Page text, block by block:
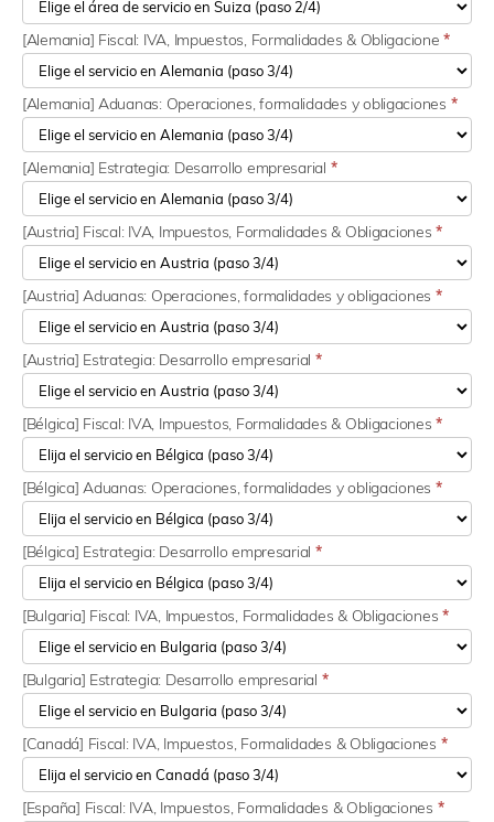
[Alemania] Fiscal: IVA, Impuestos, Formalidades & Obligacione*
[Alemania] Aduanas: Operaciones, formalidades y obligaciones *
[Alemania] Estrategia: Desarrollo empresarial *
[Austria] Fiscal: IVA, Impuestos, Formalidades & Obligaciones*
[Austria] Aduanas: Operaciones, formalidades y obligaciones *
[Austria] Estrategia: Desarrollo empresarial *
[Bélgica] Fiscal: IVA, Impuestos, Formalidades & Obligaciones*
[Bélgica] Aduanas: Operaciones, formalidades y obligaciones *
[Bélgica] Estrategia: Desarrollo empresarial *
[Bulgaria] Fiscal: IVA, Impuestos, Formalidades & Obligaciones *
[Bulgaria] Estrategia: Desarrollo empresarial *
[Canadá] Fiscal: IVA, Impuestos, Formalidades & Obligaciones *
[España] Fiscal: IVA, Impuestos, Formalidades & Obligaciones *